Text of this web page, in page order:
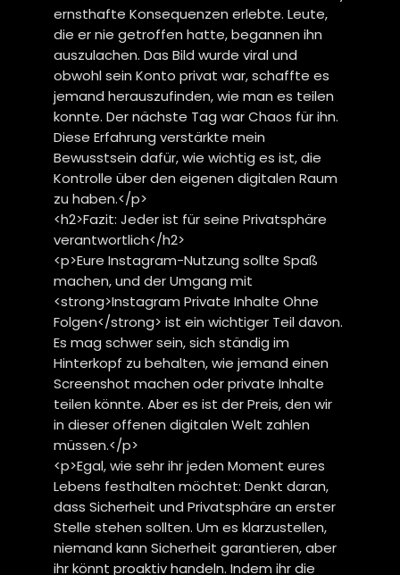
ernsthafte Konsequenzen erlebte. Leute,
die er nie getroffen hatte, begannen ihn
auszulachen. Das Bild wurde viral und
obwohl sein Konto privat war, schaffte es
jemand herauszufinden, wie man es teilen
konnte. Der nächste Tag war Chaos für ihn.
Diese Erfahrung verstärkte mein
Bewusstsein dafür, wie wichtig es ist, die
Kontrolle über den eigenen digitalen Raum
zu haben.</p>
<h2>Fazit: Jeder ist für seine Privatsphäre
verantwortlich</h2>
<p>Eure Instagram-Nutzung sollte Spaß
machen, und der Umgang mit
<strong>Instagram Private Inhalte Ohne
Folgen</strong> ist ein wichtiger Teil davon.
Es mag schwer sein, sich ständig im
Hinterkopf zu behalten, wie jemand einen
Screenshot machen oder private Inhalte
teilen könnte. Aber es ist der Preis, den wir
in dieser offenen digitalen Welt zahlen
müssen.</p>
<p>Egal, wie sehr ihr jeden Moment eures
Lebens festhalten möchtet: Denkt daran,
dass Sicherheit und Privatsphäre an erster
Stelle stehen sollten. Um es klarzustellen,
niemand kann Sicherheit garantieren, aber
ihr könnt proaktiv handeln. Indem ihr die